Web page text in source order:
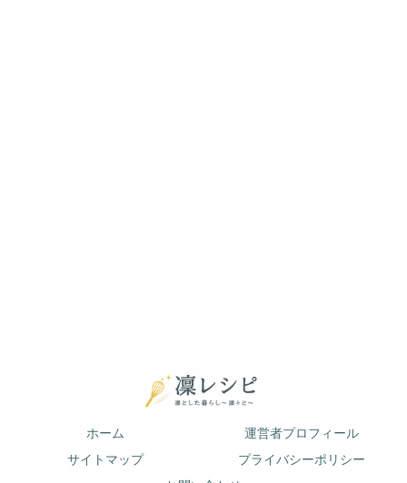
ホーム
運営者プロフィール
サイトマップ
プライバシーポリシー